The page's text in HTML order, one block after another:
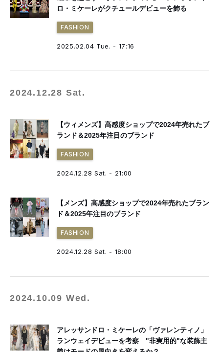
ロ・ミケーレがクチュールデビューを飾る
FASHION
2025.02.04 Tue. - 17:16
2024.12.28 Sat.
【ウィメンズ】高感度ショップで2024年売れたブ
ランド＆2025年注目のブランド
FASHION
2024.12.28 Sat. - 21:00
【メンズ】高感度ショップで2024年売れたブラン
ド＆2025年注目のブランド
FASHION
2024.12.28 Sat. - 18:00
2024.10.09 Wed.
アレッサンドロ・ミケーレの「ヴァレンティノ」
ランウェイデビューを考察 "非実用的"な装飾主